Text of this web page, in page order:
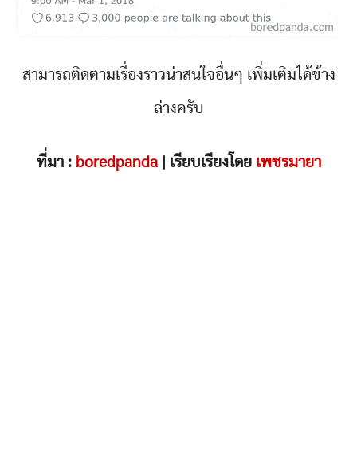
สามารถติดตามเรื่องราวน่าสนใจอื่นๆ เพิ่มเติมได้ข้าง
ล่างครับ
ที่มา : boredpanda| เรียบเรียงโดย เพชรมายา